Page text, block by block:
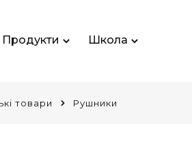
Продукти Школа
товари Рушники